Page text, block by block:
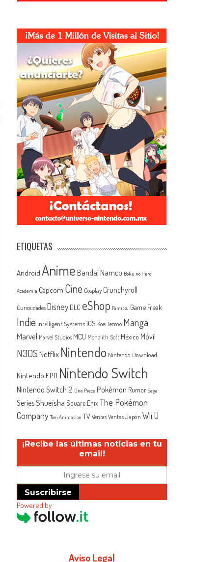
ETIQUETAS
Android Anime Bandai Namco Boku no Hero
Academia Capcom Cine Cosplay Crunchyroll
Curiosidades Disney DLC eShop Famitsu Game Freak
Indie Intelligent Systems iOS Koei Tecmo Manga
Marvel Marvel Studios MCU Monolith Soft México Móvil
N3DSNetflix Nintendo Nintendo Download
Nintendo EPD Nintendo Switch
Nintendo Switch 2 One Piece Pokémon Rumor Sega
SeriesShueisha Square EnixThe Pokémon
Company Toei Animation TV Ventas Ventas Japón Wii U
¡Recibe las últimas noticias en tu
email!
Suscribirse
Powered by
Aviso Legal